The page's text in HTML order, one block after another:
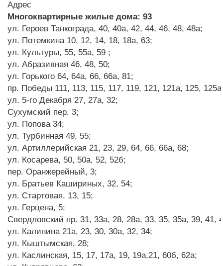
Адрес
Многоквартирные жилые дома: 93
ул. Героев Танкограда, 40, 40а, 42, 44, 46, 48, 48а;
ул. Потемкина 10, 12, 14, 18, 18а, 63;
ул. Культуры, 55, 55а, 59 ;
ул. Абразивная 46, 48, 50;
ул. Горького 64, 64а, 66, 66а, 81;
пр. Победы 111, 113, 115, 117, 119, 121, 121а, 125,
ул. 5-го Декабря 27, 27а, 32;
Сухумский пер. 3;
ул. Попова 34;
ул. Турбинная 49, 55;
ул. Артиллерийская 21, 23, 29, 64, 66, 66а, 68;
ул. Косарева, 50, 50а, 52, 52б;
пер. Оранжерейный, 3;
ул. Братьев Кашириных, 32, 54;
ул. Стартовая, 13, 15;
ул. Герцена, 5;
Свердловский пр. 31, 33а, 28, 28а, 33, 35, 35а, 39, 41,
ул. Калинина 21а, 23, 30, 30а, 32, 34;
ул. Кыштымская, 28;
ул. Каслинская, 15, 17, 17а, 19, 19а,21, 60б, 62а;